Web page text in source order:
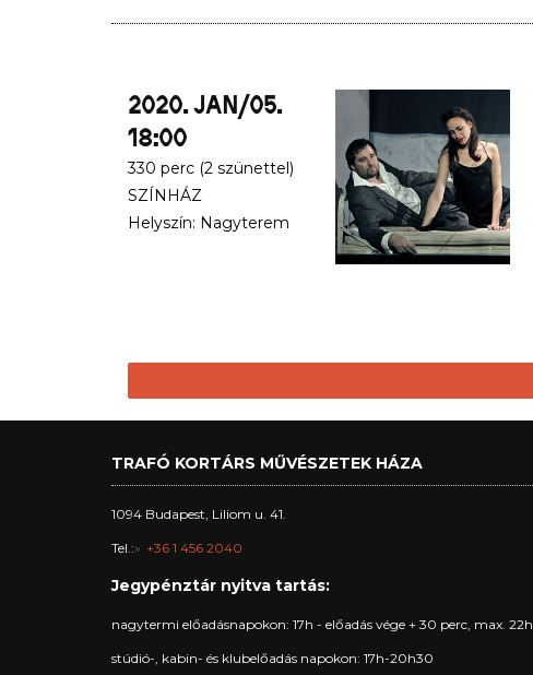
2020. JAN/05.
18:00
330 perc (2 szünettel)
SZÍNHÁZ
Helyszín: Nagyterem
TRAFÓ KORTÁRS MŰVÉSZETEK HÁZA
1094 Budapest, Liliom u. 41.
Tel.: +36 1 456 2040
Jegypénztár nyitva tartás:
nagytermi előadásnapokon: 17h - előadás vége + 30 perc, max. 22h
stúdió-, kabin- és klubelőadás napokon: 17h-20h30